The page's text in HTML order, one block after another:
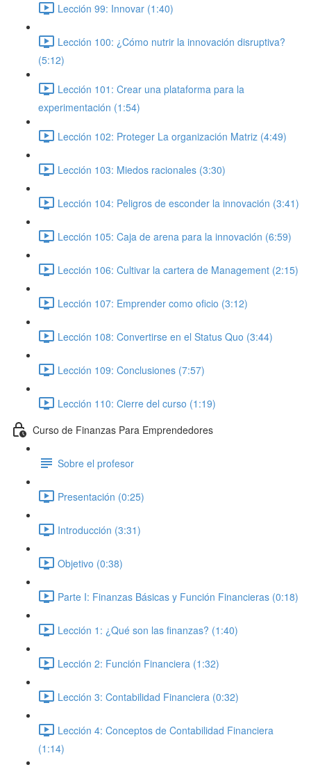
Lección 99: Innovar (1:40)
Lección 100: ¿Cómo nutrir la innovación disruptiva?
(5:12)
Lección 101: Crear una plataforma para la
experimentación (1:54)
Lección 102: Proteger La organización Matriz (4:49)
Lección 103: Miedos racionales (3:30)
Lección 104: Peligros de esconder la innovación (3:41)
Lección 105: Caja de arena para la innovación (6:59)
Lección 106: Cultivar la cartera de Management (2:15)
Lección 107: Emprender como oficio (3:12)
Lección 108: Convertirse en el Status Quo (3:44)
Lección 109: Conclusiones (7:57)
Lección 110: Cierre del curso (1:19)
Curso de Finanzas Para Emprendedores
Sobre el profesor
Presentación (0:25)
Introducción (3:31)
Objetivo (0:38)
Parte I: Finanzas Básicas y Función Financieras (0:18)
Lección 1: ¿Qué son las finanzas? (1:40)
Lección 2: Función Financiera (1:32)
Lección 3: Contabilidad Financiera (0:32)
Lección 4: Conceptos de Contabilidad Financiera
(1:14)